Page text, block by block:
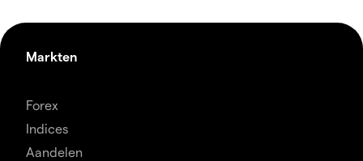
Markten
Forex
Indices
Aandelen